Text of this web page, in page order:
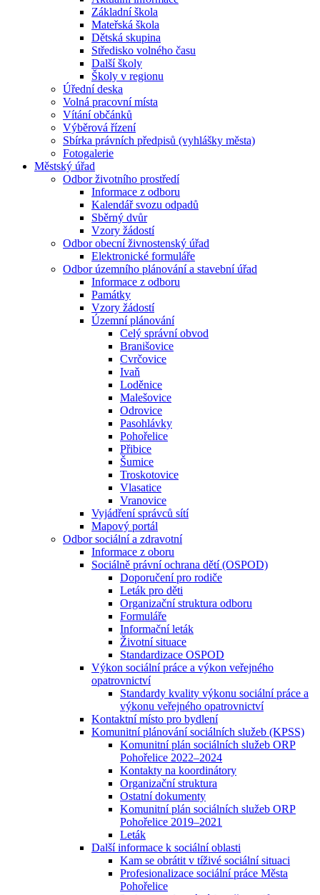
Základní škola
Mateřská škola
Dětská skupina
Středisko volného času
Další školy
Školy v regionu
Úřední deska
Volná pracovní místa
Vítání občánků
Výběrová řízení
Sbírka právních předpisů (vyhlášky města)
Fotogalerie
Městský úřad
Odbor životního prostředí
Informace z odboru
Kalendář svozu odpadů
Sběrný dvůr
Vzory žádostí
Odbor obecní živnostenský úřad
Elektronické formuláře
Odbor územního plánování a stavební úřad
Informace z odboru
Památky
Vzory žádostí
Územní plánování
Celý správní obvod
Branišovice
Cvrčovice
Ivaň
Loděnice
Malešovice
Odrovice
Pasohlávky
Pohořelice
Přibice
Šumice
Troskotovice
Vlasatice
Vranovice
Vyjádření správců sítí
Mapový portál
Odbor sociální a zdravotní
Informace z oboru
Sociálně právní ochrana dětí (OSPOD)
Doporučení pro rodiče
Leták pro děti
Organizační struktura odboru
Formuláře
Informační leták
Životní situace
Standardizace OSPOD
Výkon sociální práce a výkon veřejného
opatrovnictví
Standardy kvality výkonu sociální práce a
výkonu veřejného opatrovnictví
Kontaktní místo pro bydlení
Komunitní plánování sociálních služeb (KPSS)
Komunitní plán sociálních služeb ORP
Pohořelice 2022–2024
Kontakty na koordinátory
Organizační struktura
Ostatní dokumenty
Komunitní plán sociálních služeb ORP
Pohořelice 2019–2021
Leták
Další informace k sociální oblasti
Kam se obrátit v tíživé sociální situaci
Profesionalizace sociální práce Města
Pohořelice